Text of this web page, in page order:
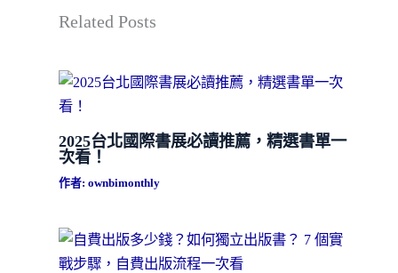
Related Posts
2025台北國際書展必讀推薦，精選書單一
次看！
作者:ownbimonthly